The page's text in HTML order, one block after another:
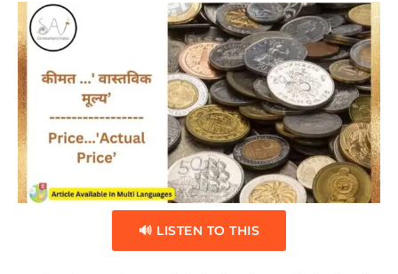
🔊 LISTEN TO THIS